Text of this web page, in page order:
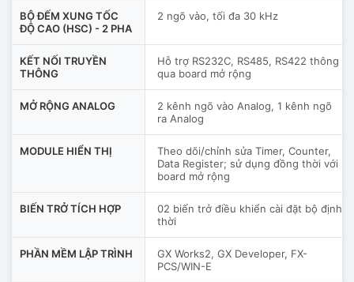
BỘ ĐẾM XUNG TỐC
ĐỘ CAO (HSC) - 2 PHA
2 ngõ vào, tối đa 30 kHz
KẾT NỐI TRUYỀN
THÔNG
Hỗ trợ RS232C, RS485, RS422 thông
qua board mở rộng
MỞ RỘNG ANALOG
2 kênh ngõ vào Analog, 1 kênh ngõ
ra Analog
MODULE HIỂN THỊ
Theo dõi/chỉnh sửa Timer, Counter,
Data Register; sử dụng đồng thời với
board mở rộng
BIẾN TRỞ TÍCH HỢP
02 biến trở điều khiển cài đặt bộ định
thời
PHẦN MỀM LẬP TRÌNH
GX Works2, GX Developer, FX-
PCS/WIN-E